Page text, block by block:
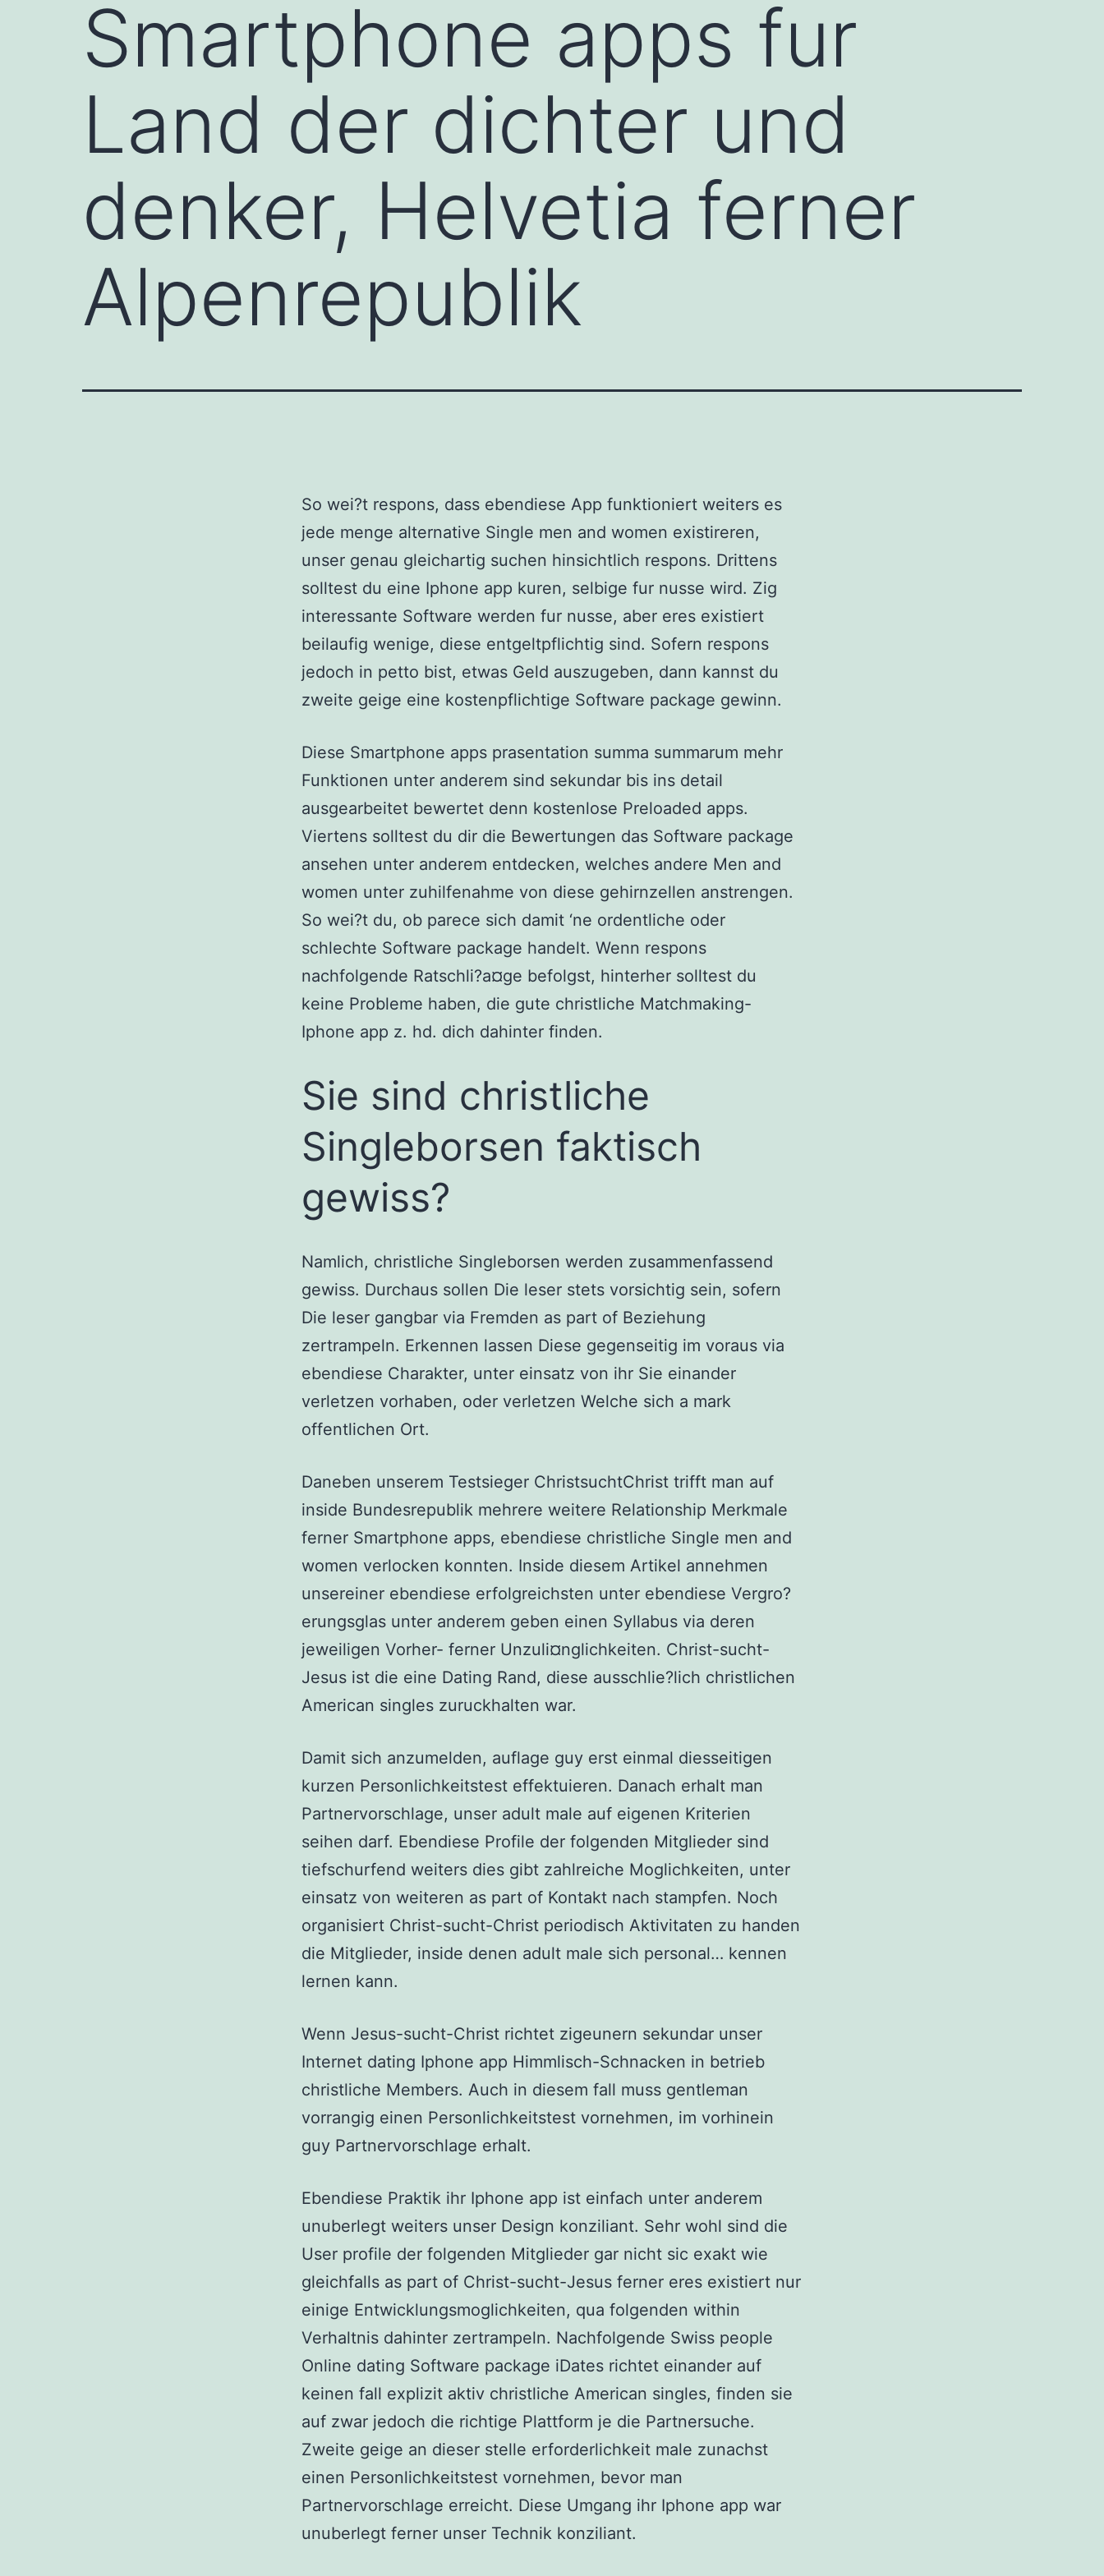
Smartphone apps fur
Land der dichter und
denker, Helvetia ferner
Alpenrepublik
So wei?t respons, dass ebendiese App funktioniert weiters es
jede menge alternative Single men and women existireren,
unser genau gleichartig suchen hinsichtlich respons. Drittens
solltest du eine Iphone app kuren, selbige fur nusse wird. Zig
interessante Software werden fur nusse, aber eres existiert
beilaufig wenige, diese entgeltpflichtig sind. Sofern respons
jedoch in petto bist, etwas Geld auszugeben, dann kannst du
zweite geige eine kostenpflichtige Software package gewinn.
Diese Smartphone apps prasentation summa summarum mehr
Funktionen unter anderem sind sekundar bis ins detail
ausgearbeitet bewertet denn kostenlose Preloaded apps.
Viertens solltest du dir die Bewertungen das Software package
ansehen unter anderem entdecken, welches andere Men and
women unter zuhilfenahme von diese gehirnzellen anstrengen.
So wei?t du, ob parece sich damit ‘ne ordentliche oder
schlechte Software package handelt. Wenn respons
nachfolgende Ratschli?a¤ge befolgst, hinterher solltest du
keine Probleme haben, die gute christliche Matchmaking-
Iphone app z. hd. dich dahinter finden.
Sie sind christliche
Singleborsen faktisch
gewiss?
Namlich, christliche Singleborsen werden zusammenfassend
gewiss. Durchaus sollen Die leser stets vorsichtig sein, sofern
Die leser gangbar via Fremden as part of Beziehung
zertrampeln. Erkennen lassen Diese gegenseitig im voraus via
ebendiese Charakter, unter einsatz von ihr Sie einander
verletzen vorhaben, oder verletzen Welche sich a mark
offentlichen Ort.
Daneben unserem Testsieger ChristsuchtChrist trifft man auf
inside Bundesrepublik mehrere weitere Relationship Merkmale
ferner Smartphone apps, ebendiese christliche Single men and
women verlocken konnten. Inside diesem Artikel annehmen
unsereiner ebendiese erfolgreichsten unter ebendiese Vergro?
erungsglas unter anderem geben einen Syllabus via deren
jeweiligen Vorher- ferner Unzuli¤nglichkeiten. Christ-sucht-
Jesus ist die eine Dating Rand, diese ausschlie?lich christlichen
American singles zuruckhalten war.
Damit sich anzumelden, auflage guy erst einmal diesseitigen
kurzen Personlichkeitstest effektuieren. Danach erhalt man
Partnervorschlage, unser adult male auf eigenen Kriterien
seihen darf. Ebendiese Profile der folgenden Mitglieder sind
tiefschurfend weiters dies gibt zahlreiche Moglichkeiten, unter
einsatz von weiteren as part of Kontakt nach stampfen. Noch
organisiert Christ-sucht-Christ periodisch Aktivitaten zu handen
die Mitglieder, inside denen adult male sich personal… kennen
lernen kann.
Wenn Jesus-sucht-Christ richtet zigeunern sekundar unser
Internet dating Iphone app Himmlisch-Schnacken in betrieb
christliche Members. Auch in diesem fall muss gentleman
vorrangig einen Personlichkeitstest vornehmen, im vorhinein
guy Partnervorschlage erhalt.
Ebendiese Praktik ihr Iphone app ist einfach unter anderem
unuberlegt weiters unser Design konziliant. Sehr wohl sind die
User profile der folgenden Mitglieder gar nicht sic exakt wie
gleichfalls as part of Christ-sucht-Jesus ferner eres existiert nur
einige Entwicklungsmoglichkeiten, qua folgenden within
Verhaltnis dahinter zertrampeln. Nachfolgende Swiss people
Online dating Software package iDates richtet einander auf
keinen fall explizit aktiv christliche American singles, finden sie
auf zwar jedoch die richtige Plattform je die Partnersuche.
Zweite geige an dieser stelle erforderlichkeit male zunachst
einen Personlichkeitstest vornehmen, bevor man
Partnervorschlage erreicht. Diese Umgang ihr Iphone app war
unuberlegt ferner unser Technik konziliant.